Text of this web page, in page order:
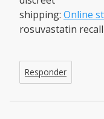
shipping: Online
rosuvastatin
Responder